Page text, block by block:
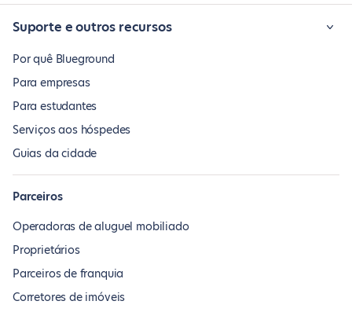
Suporte e outros recursos
Por quê Blueground
Para empresas
Para estudantes
Serviços aos hóspedes
Guias da cidade
Parceiros
Operadoras de aluguel mobiliado
Proprietários
Parceiros de franquia
Corretores de imóveis